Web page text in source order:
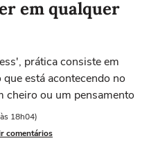
em qualquer
prática consiste em
está acontecendo no
cheiro ou um pensamento
18h04)
comentários